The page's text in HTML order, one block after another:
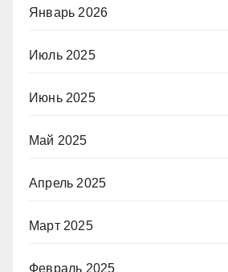
Январь 2026
Июль 2025
Июнь 2025
Май 2025
Апрель 2025
Март 2025
Февраль 2025